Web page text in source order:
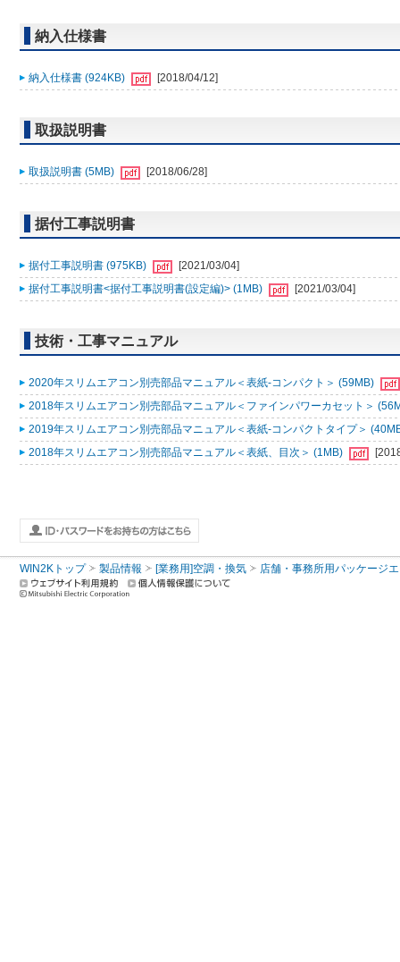
納入仕様書
納入仕様書 (924KB) [2018/04/12]
取扱説明書
取扱説明書 (5MB) [2018/06/28]
据付工事説明書
据付工事説明書 (975KB)
[2021/03/04]
据付工事説明書<据付工事説明書(設定編)> (1MB)
[2021/03/04]
技術・工事マニュアル
2020年スリムエアコン別売部品マニュアル＜表紙-コンパクト＞ (59MB)
2018年スリムエアコン別売部品マニュアル＜ファインパワーカセット＞
2019年スリムエアコン別売部品マニュアル＜表紙-コンパクトタイプ＞
2018年スリムエアコン別売部品マニュアル＜表紙、目次＞ (1MB)
WIN2Kトップ 製品情報 [業務用]空調・換気 店舗・事務所用パッケージ